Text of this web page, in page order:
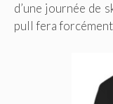
d’une journée de
pull fera